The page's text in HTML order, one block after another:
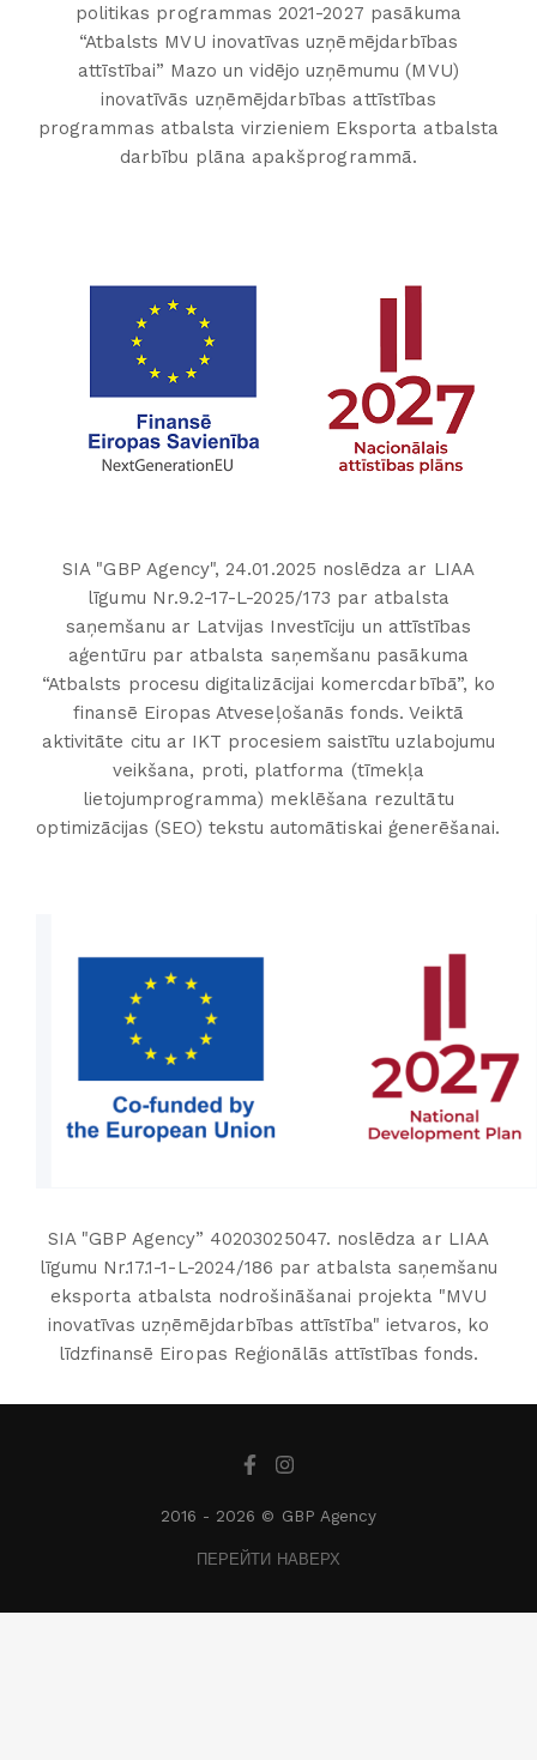
politikas programmas 2021-2027 pasākuma
“Atbalsts MVU inovatīvas uzņēmējdarbības
attīstībai” Mazo un vidējo uzņēmumu (MVU)
inovatīvās uzņēmējdarbības attīstības
programmas atbalsta virzieniem Eksporta atbalsta
darbību plāna apakšprogrammā.
SIA "GBP Agency", 24.01.2025 noslēdza ar LIAA
līgumu Nr.9.2-17-L-2025/173 par atbalsta
saņemšanu ar Latvijas Investīciju un attīstības
aģentūru par atbalsta saņemšanu pasākuma
“Atbalsts procesu digitalizācijai komercdarbībā”, ko
finansē Eiropas Atveseļošanās fonds. Veiktā
aktivitāte citu ar IKT procesiem saistītu uzlabojumu
veikšana, proti, platforma (tīmekļa
lietojumprogramma) meklēšana rezultātu
optimizācijas (SEO) tekstu automātiskai ģenerēšanai.
SIA "GBP Agency” 40203025047. noslēdza ar LIAA
līgumu Nr.17.1-1-L-2024/186 par atbalsta saņemšanu
eksporta atbalsta nodrošināšanai projekta "MVU
inovatīvas uzņēmējdarbības attīstība" ietvaros, ko
līdzfinansē Eiropas Reģionālās attīstības fonds.
2016 - 2026 © GBP Agency
ПЕРЕЙТИ НАВЕРХ